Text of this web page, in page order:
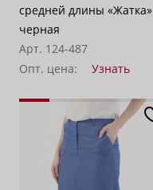
средней длины «Жатка»
черная
Арт. 124-487
Опт. цена:
Узнать